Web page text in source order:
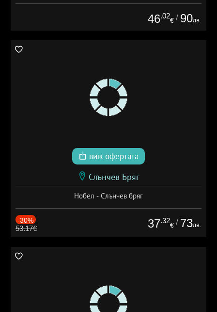
46.02
€ / 90лв.
виж офертата
Слънчев Бряг
Нобел - Слънчев бряг
-30%
53.17€ 37.32
€ / 73лв.